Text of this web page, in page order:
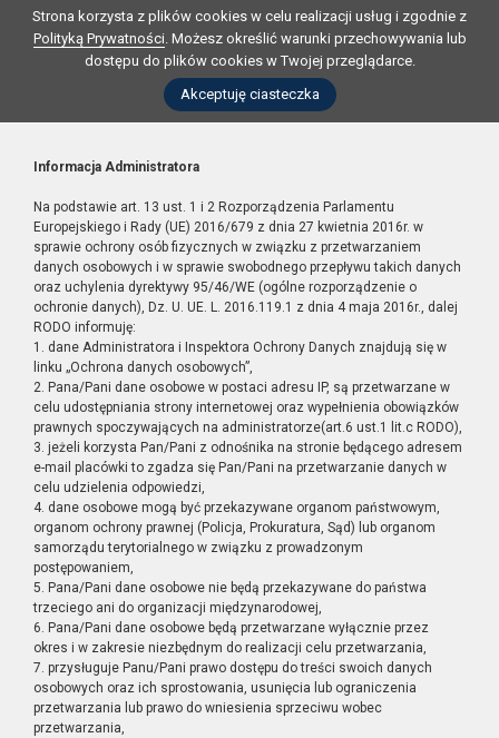
Strona korzysta z plików cookies w celu realizacji usług i zgodnie z
Polityką Prywatności. Możesz określić warunki przechowywania lub
dostępu do plików cookies w Twojej przeglądarce.
Akceptuję ciasteczka
Informacja Administratora
Na podstawie art. 13 ust. 1 i 2 Rozporządzenia Parlamentu
Europejskiego i Rady (UE) 2016/679 z dnia 27 kwietnia 2016r. w
sprawie ochrony osób fizycznych w związku z przetwarzaniem
danych osobowych i w sprawie swobodnego przepływu takich danych
oraz uchylenia dyrektywy 95/46/WE (ogólne rozporządzenie o
ochronie danych), Dz. U. UE. L. 2016.119.1 z dnia 4 maja 2016r., dalej
RODO informuję:
1. dane Administratora i Inspektora Ochrony Danych znajdują się w
linku „Ochrona danych osobowych”,
2. Pana/Pani dane osobowe w postaci adresu IP, są przetwarzane w
celu udostępniania strony internetowej oraz wypełnienia obowiązków
prawnych spoczywających na administratorze(art.6 ust.1 lit.c RODO),
3. jeżeli korzysta Pan/Pani z odnośnika na stronie będącego adresem
e-mail placówki to zgadza się Pan/Pani na przetwarzanie danych w
celu udzielenia odpowiedzi,
4. dane osobowe mogą być przekazywane organom państwowym,
organom ochrony prawnej (Policja, Prokuratura, Sąd) lub organom
samorządu terytorialnego w związku z prowadzonym
postępowaniem,
5. Pana/Pani dane osobowe nie będą przekazywane do państwa
trzeciego ani do organizacji międzynarodowej,
6. Pana/Pani dane osobowe będą przetwarzane wyłącznie przez
okres i w zakresie niezbędnym do realizacji celu przetwarzania,
7. przysługuje Panu/Pani prawo dostępu do treści swoich danych
osobowych oraz ich sprostowania, usunięcia lub ograniczenia
przetwarzania lub prawo do wniesienia sprzeciwu wobec
przetwarzania,